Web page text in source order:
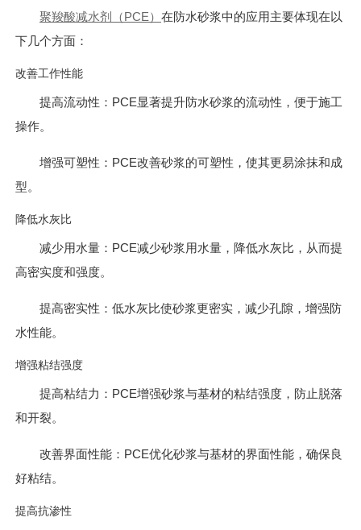
聚羧酸减水剂（PCE） 在防水砂浆中的应用主要体现在以
下几个方面：
改善工作性能
提高流动性：PCE显著提升防水砂浆的流动性，便于施工
操作。
增强可塑性：PCE改善砂浆的可塑性，使其更易涂抹和成
型。
降低水灰比
减少用水量：PCE减少砂浆用水量，降低水灰比，从而提
高密实度和强度。
提高密实性：低水灰比使砂浆更密实，减少孔隙，增强防
水性能。
增强粘结强度
提高粘结力：PCE增强砂浆与基材的粘结强度，防止脱落
和开裂。
改善界面性能：PCE优化砂浆与基材的界面性能，确保良
好粘结。
提高抗渗性